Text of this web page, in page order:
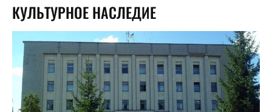
КУЛЬТУРНОЕ НАСЛЕДИЕ